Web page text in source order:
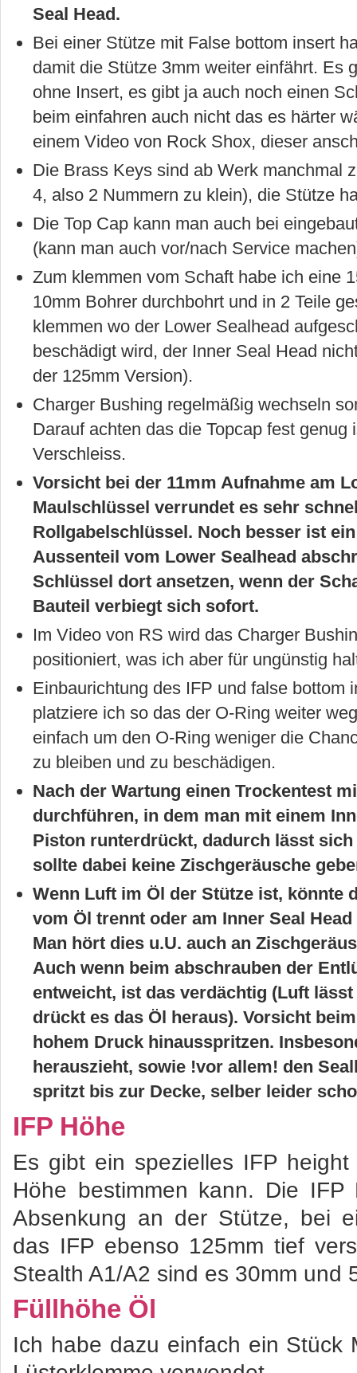
Seal Head.
Bei einer Stütze mit False bottom insert
damit die Stütze 3mm weiter einfährt. Es
ohne Insert, es gibt ja auch noch einen
beim einfahren auch nicht das es härter
einem Video von Rock Shox, dieser
Die Brass Keys sind ab Werk manchmal
4, also 2 Nummern zu klein), die Stütze
Die Top Cap kann man auch bei
(kann man auch vor/nach Service
Zum klemmen vom Schaft habe ich eine
10mm Bohrer durchbohrt und in 2 Teile
klemmen wo der Lower Sealhead
beschädigt wird, der Inner Seal Head
der 125mm Version).
Charger Bushing regelmäßig wechseln
Darauf achten das die Topcap fest
Verschleiss.
Vorsicht bei der 11mm Aufnahme am
Maulschlüssel verrundet es sehr
Rollgabelschlüssel. Noch besser ist
Aussenteil vom Lower Sealhead
Schlüssel dort ansetzen, wenn der
Bauteil verbiegt sich sofort.
Im Video von RS wird das Charger
positioniert, was ich aber für ungünstig
Einbaurichtung des IFP und false bottom
platziere ich so das der O-Ring weiter
einfach um den O-Ring weniger die
zu bleiben und zu beschädigen.
Nach der Wartung einen Trockentest
durchführen, in dem man mit einem
Piston runterdrückt, dadurch lässt
sollte dabei keine Zischgeräusche
Wenn Luft im Öl der Stütze ist, könnte
vom Öl trennt oder am Inner Seal
Man hört dies u.U. auch an
Auch wenn beim abschrauben der
entweicht, ist das verdächtig (Luft
drückt es das Öl heraus). Vorsicht
hohem Druck hinausspritzen.
herauszieht, sowie !vor allem! den
spritzt bis zur Decke, selber leider
IFP Höhe
Es gibt ein spezielles IFP
Höhe bestimmen kann. Die
Absenkung an der Stütze, bei
das IFP ebenso 125mm tief
Stealth A1/A2 sind es 30mm und
Füllhöhe Öl
Ich habe dazu einfach ein Stück